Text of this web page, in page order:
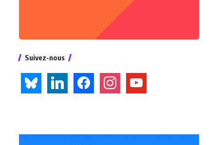
Suivez-nous
bluesky linkedin facebook instagramyoutube